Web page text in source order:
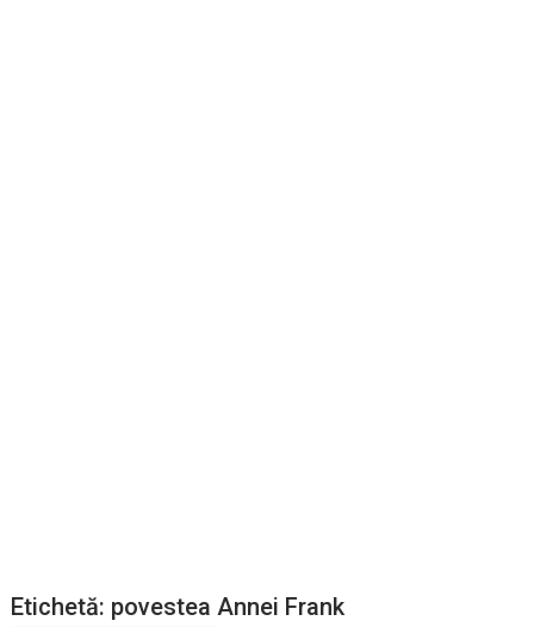
Etichetă: povestea Annei Frank